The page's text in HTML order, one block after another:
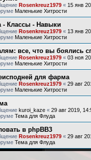
Rosenkreuz1979 « 15 янв
Маленькие Хитрости
- Классы - Навыки
Rosenkreuz1979 « 13 янв
Маленькие Хитрости
все, что вы боялись
Rosenkreuz1979 « 03 ноя
Маленькие Хитрости
для фарма
Rosenkreuz1979 « 29 авг
Маленькие Хитрости
kuroi_kaze « 29 авг 2019,
Тема для Флуда
в phpBB3
Rosenkreuz1979 « 29 авг
Тема для Флуда